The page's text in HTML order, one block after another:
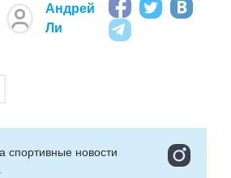
Андрей
Ли
cпортивные новости